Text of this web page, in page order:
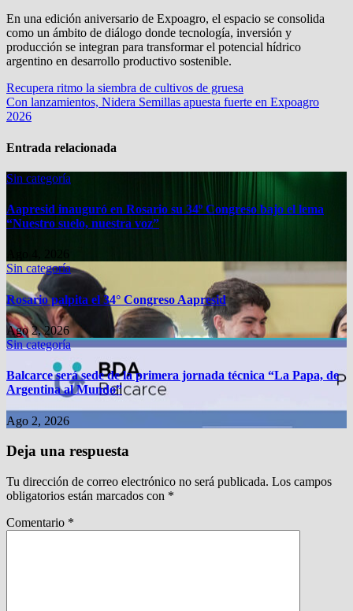
En una edición aniversario de Expoagro, el espacio se consolida
como un ámbito de diálogo donde tecnología, inversión y
producción se integran para transformar el potencial hídrico
argentino en desarrollo productivo sostenible.
Navegación
de
Recupera ritmo la siembra de cultivos de gruesa
Con lanzamientos, Nidera Semillas apuesta fuerte en Expoagro
2026
Entrada relacionada
Sin categoría
Aapresid inauguró en Rosario su 34º Congreso bajo el lema
“Nuestro suelo, nuestra voz”
Sin categoría
Rosario palpita el 34° Congreso Aapresid
Ago 2, 2026
Sin categoría
Balcarce será sede de la primera jornada técnica “La Papa, de
Argentina al Mundo”
Ago 2, 2026
Deja una respuesta
Tu dirección de correo electrónico no será publicada. Los campos
obligatorios están marcados con *
Comentario *